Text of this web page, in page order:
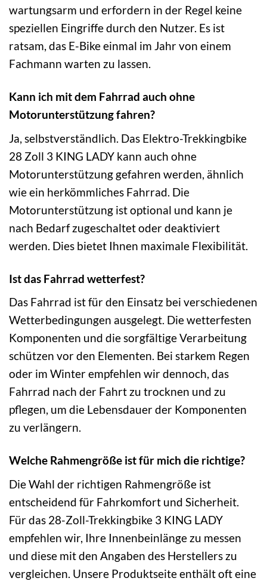
wartungsarm und erfordern in der Regel keine
speziellen Eingriffe durch den Nutzer. Es ist
ratsam, das E-Bike einmal im Jahr von einem
Fachmann warten zu lassen.
Kann ich mit dem Fahrrad auch ohne
Motorunterstützung fahren?
Ja, selbstverständlich. Das Elektro-Trekkingbike
28 Zoll 3 KING LADY kann auch ohne
Motorunterstützung gefahren werden, ähnlich
wie ein herkömmliches Fahrrad. Die
Motorunterstützung ist optional und kann je
nach Bedarf zugeschaltet oder deaktiviert
werden. Dies bietet Ihnen maximale Flexibilität.
Ist das Fahrrad wetterfest?
Das Fahrrad ist für den Einsatz bei verschiedenen
Wetterbedingungen ausgelegt. Die wetterfesten
Komponenten und die sorgfältige Verarbeitung
schützen vor den Elementen. Bei starkem Regen
oder im Winter empfehlen wir dennoch, das
Fahrrad nach der Fahrt zu trocknen und zu
pflegen, um die Lebensdauer der Komponenten
zu verlängern.
Welche Rahmengröße ist für mich die richtige?
Die Wahl der richtigen Rahmengröße ist
entscheidend für Fahrkomfort und Sicherheit.
Für das 28-Zoll-Trekkingbike 3 KING LADY
empfehlen wir, Ihre Innenbeinlänge zu messen
und diese mit den Angaben des Herstellers zu
vergleichen. Unsere Produktseite enthält oft eine